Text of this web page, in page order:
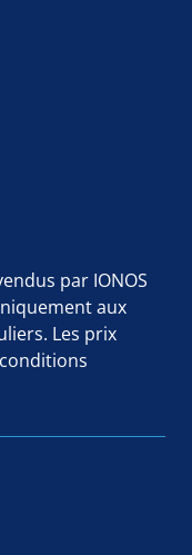
par IONOS
aux
Les prix